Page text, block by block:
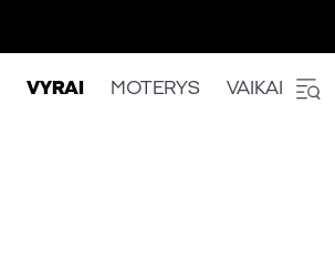
VYRAI MOTERYS VAIKAI